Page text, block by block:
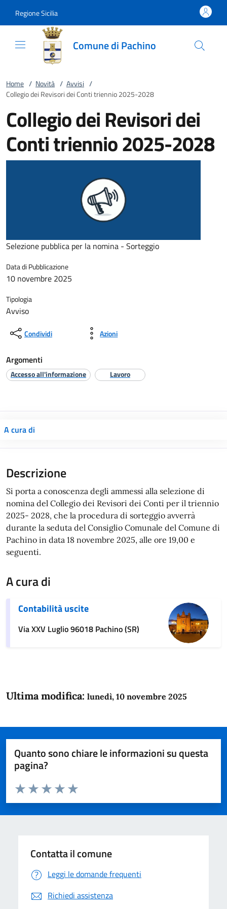
Regione Sicilia
Comune di Pachino
Home / Novità / Avvisi /
Collegio dei Revisori dei Conti triennio 2025-2028
Collegio dei Revisori dei
Conti triennio 2025-2028
Selezione pubblica per la nomina - Sorteggio
Data di Pubblicazione
10 novembre 2025
Tipologia
Avviso
Condividi Azioni
Argomenti
Accesso all'informazione Lavoro
A cura di
Si porta a conoscenza degli ammessi alla selezione di
nomina del Collegio dei Revisori dei Conti per il triennio
2025- 2028, che la procedura di sorteggio avverrà
durante la seduta del Consiglio Comunale del Comune di
Pachino in data 18 novembre 2025, alle ore 19,00 e
seguenti.
A cura di
Contabilità uscite
Via XXV Luglio 96018 Pachino (SR)
Ultima modifica: lunedì, 10 novembre 2025
Quanto sono chiare le informazioni su questa
pagina?
Domanda
Valuta da 1 a 5 stelle la pagina
Valuta 5 stelle su 5
Valuta 4 stelle su 5
Valuta 3 stelle su 5
Valuta 2 stelle su 5
Valuta 1 stelle su 5
Contatta il comune
Leggi le domande frequenti
Richiedi assistenza